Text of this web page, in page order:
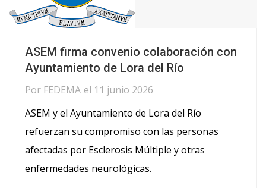
ASEM firma convenio colaboración con
Ayuntamiento de Lora del Río
Por FEDEMA el 11 junio 2026
ASEM y el Ayuntamiento de Lora del Río
refuerzan su compromiso con las personas
afectadas por Esclerosis Múltiple y otras
enfermedades neurológicas.